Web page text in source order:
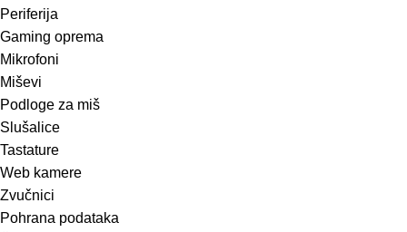
Periferija
Gaming oprema
Mikrofoni
Miševi
Podloge za miš
Slušalice
Tastature
Web kamere
Zvučnici
Pohrana podataka